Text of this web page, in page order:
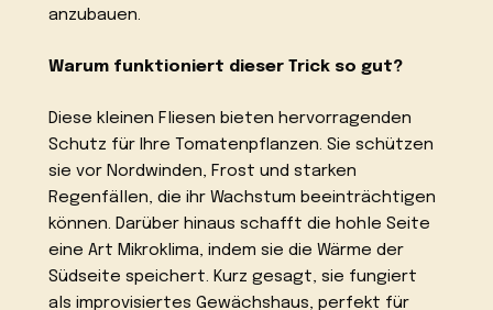
anzubauen.
Warum funktioniert dieser Trick so gut?
Diese kleinen Fliesen bieten hervorragenden
Schutz für Ihre Tomatenpflanzen. Sie schützen
sie vor Nordwinden, Frost und starken
Regenfällen, die ihr Wachstum beeinträchtigen
können. Darüber hinaus schafft die hohle Seite
eine Art Mikroklima, indem sie die Wärme der
Südseite speichert. Kurz gesagt, sie fungiert
als improvisiertes Gewächshaus, perfekt für